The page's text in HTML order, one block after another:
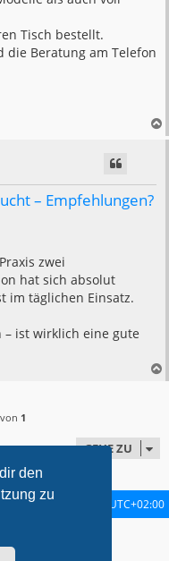
den
zu
Tisch bestellt.
die Beratung am Telefon
– Empfehlungen?
zwei
hat sich absolut
im täglichen Einsatz.
– ist wirklich eine gute
von 1
GEHE ZU
Alle Zeiten sind UTC+02:00
© phpBB Limited